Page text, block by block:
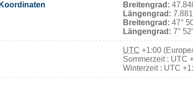
Breitengrad:
Längengrad:
Breitengrad: 47°
Längengrad: 7°
UTC +1:00
Sommerzeit : UTC
Winterzeit : UTC